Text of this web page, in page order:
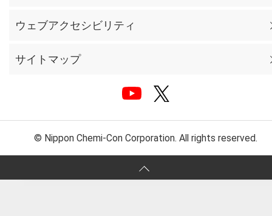
ウェブアクセシビリティ
サイトマップ
© Nippon Chemi-Con Corporation. All rights reserved.